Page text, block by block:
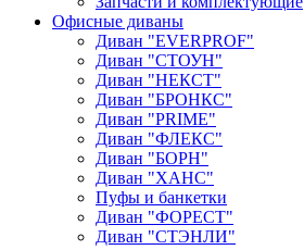
Офисные диваны
Диван "EVERPROF"
Диван "СТОУН"
Диван "НЕКСТ"
Диван "БРОНКС"
Диван "PRIME"
Диван "ФЛЕКС"
Диван "БОРН"
Диван "ХАНС"
Пуфы и банкетки
Диван "ФОРЕСТ"
Диван "СТЭНЛИ"